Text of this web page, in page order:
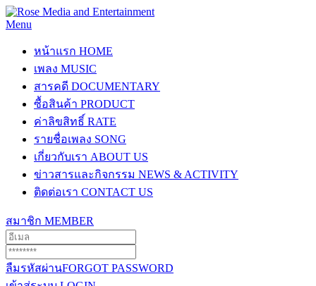
Menu
หน้าแรก HOME
เพลง MUSIC
สารคดี DOCUMENTARY
ซื้อสินค้า PRODUCT
ค่าลิขสิทธิ์ RATE
รายชื่อเพลง SONG
เกี่ยวกับเรา ABOUT US
ข่าวสารและกิจกรรม NEWS & ACTIVITY
ติดต่อเรา CONTACT US
สมาชิก MEMBER
ลืมรหัสผ่านFORGOT PASSWORD